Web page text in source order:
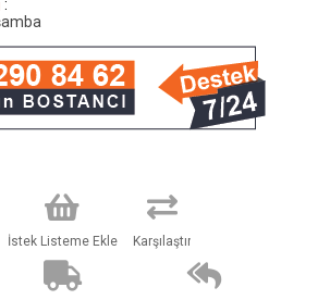
:
İstek Listeme Ekle Karşılaştır